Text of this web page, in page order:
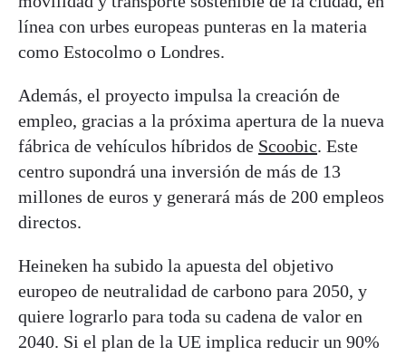
línea con urbes europeas punteras en la materia
como Estocolmo o Londres.
Además, el proyecto impulsa la creación de
empleo, gracias a la próxima apertura de la nueva
fábrica de vehículos híbridos de Scoobic. Este
centro supondrá una inversión de más de 13
millones de euros y generará más de 200 empleos
directos.
Heineken ha subido la apuesta del objetivo
europeo de neutralidad de carbono para 2050, y
quiere lograrlo para toda su cadena de valor en
2040. Si el plan de la UE implica reducir un 90%